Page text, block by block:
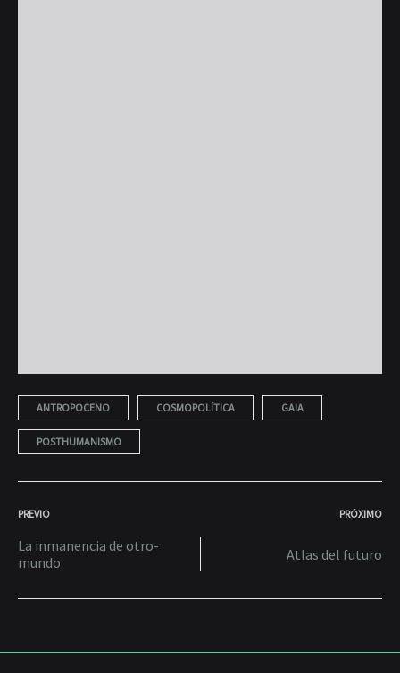
ANTROPOCENO COSMOPOLÍTICA GAIA
POSTHUMANISMO
POST
NAVIGATION
PREVIO PRÓXIMO
La inmanencia de otro-
mundo
Atlas del futuro